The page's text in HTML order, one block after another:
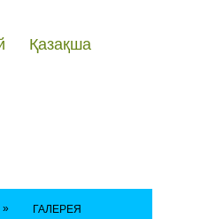
Қазақша
» ГАЛЕРЕЯ